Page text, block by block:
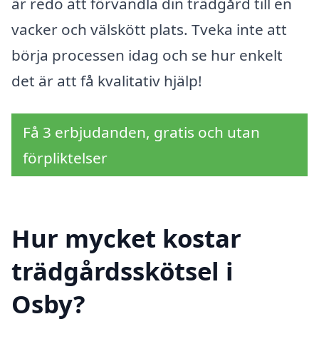
vacker och välskött plats. Tveka inte att
börja processen idag och se hur enkelt
det är att få kvalitativ hjälp!
Få 3 erbjudanden, gratis och utan
förpliktelser
Hur mycket kostar
trädgårdsskötsel i
Osby?